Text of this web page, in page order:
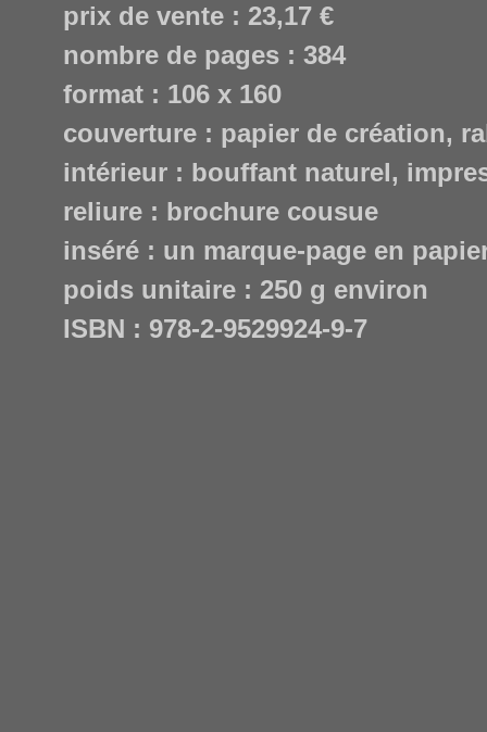
prix de vente : 23,17 €
nombre de pages : 384
format : 106 x 160
couverture : papier de création,
intérieur : bouffant naturel,
reliure : brochure cousue
inséré : un marque-page en
poids unitaire : 250 g environ
ISBN : 978-2-9529924-9-7